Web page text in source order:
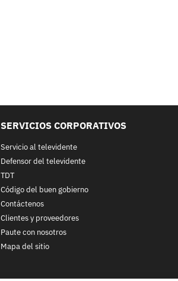
SERVICIOS CORPORATIVOS
Servicio al televidente
Defensor del televidente
TDT
Código del buen gobierno
Contáctenos
Clientes y proveedores
Paute con nosotros
Mapa del sitio